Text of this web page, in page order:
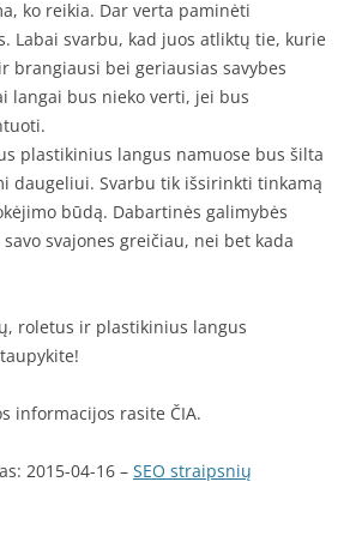
ko reikia. Dar verta paminėti
Labai svarbu, kad juos atliktų tie, kurie
brangiausi bei geriausias savybes
langai bus nieko verti, jei bus
plastikinius langus namuose bus šilta
daugeliui. Svarbu tik išsirinkti tinkamą
būdą. Dabartinės galimybės
svajones greičiau, nei bet kada
roletus ir plastikinius langus
informacijos rasite ČIA.
2015-04-16 – SEO straipsnių